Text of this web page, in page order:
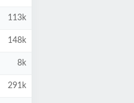
113k
148k
8k
291k